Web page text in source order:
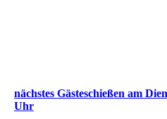
nächstes Gästeschießen am
Uhr